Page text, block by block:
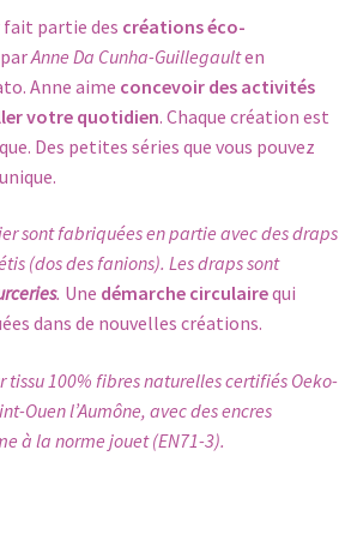
fait partie des créations éco-
Anne Da Cunha-Guillegaulten
Anne aime concevoir des activités
votre quotidien. Chaque création est
Des petites séries que vous pouvez
sont fabriquées en partie avec des draps
(dos des fanions). Les draps sont
. Une démarche circulairequi
dans de nouvelles créations.
tissu 100% fibres naturelles certifiés Oeko-
Ouen l’Aumône, avec des encres
à la norme jouet (EN71-3).